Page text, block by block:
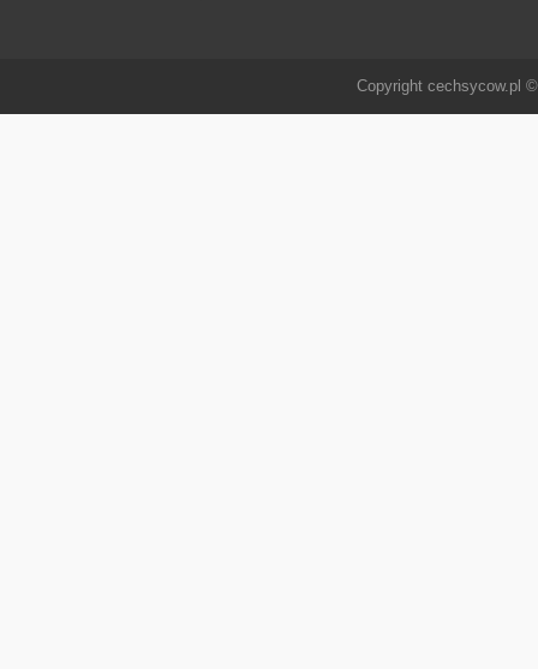
Copyright cechsycow.pl